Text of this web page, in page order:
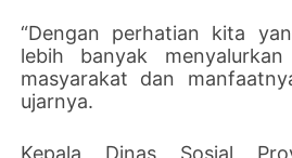
“Dengan perhatian kita
lebih banyak
masyarakat dan
ujarnya.
Kepala Dinas Sosial